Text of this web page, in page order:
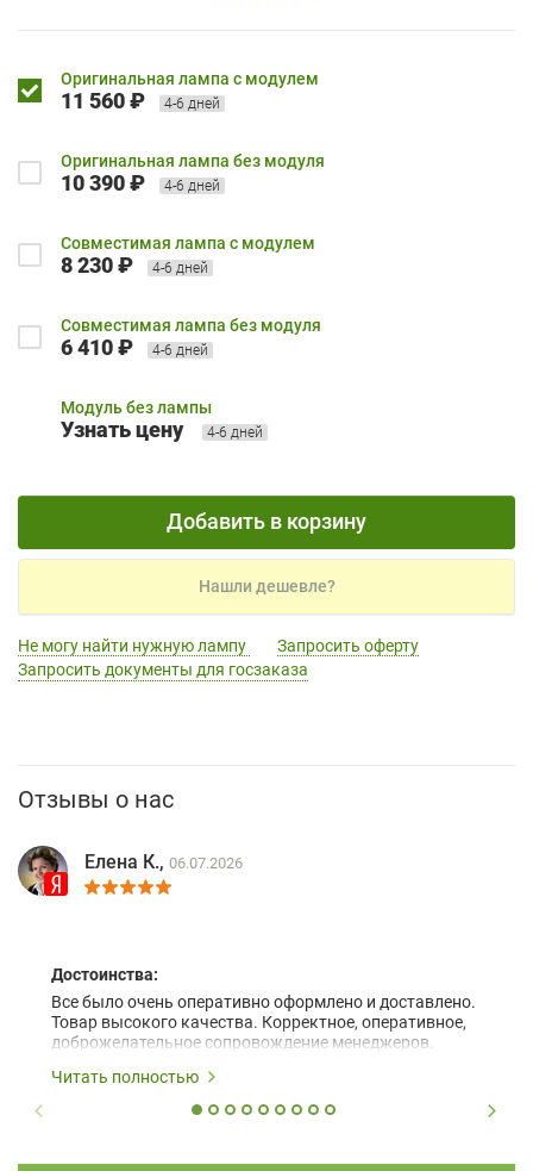
Оригинальная лампа с модулем
11 560 ₽ 4-6 дней
Оригинальная лампа без модуля
10 390 ₽ 4-6 дней
Совместимая лампа с модулем
8 230 ₽ 4-6 дней
Совместимая лампа без модуля
6 410 ₽ 4-6 дней
Модуль без лампы
Узнать цену 4-6 дней
Добавить в корзину
Нашли дешевле?
Не могу найти нужную лампу
Запросить оферту
Запросить документы для госзаказа
Отзывы о нас
Елена К., 06.07.2026
Достоинства:
Все было очень оперативно оформлено и доставлено.
Товар высокого качества. Корректное, оперативное,
доброжелательное сопровождение менеджеров.
Читать полностью